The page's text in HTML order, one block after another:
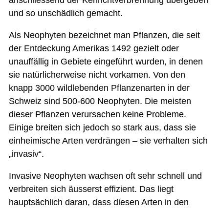
und so unschädlich gemacht.
Als Neophyten bezeichnet man Pflanzen, die seit
der Entdeckung Amerikas 1492 gezielt oder
unauffällig in Gebiete eingeführt wurden, in denen
sie natürlicherweise nicht vorkamen. Von den
knapp 3000 wildlebenden Pflanzenarten in der
Schweiz sind 500-600 Neophyten. Die meisten
dieser Pflanzen verursachen keine Probleme.
Einige breiten sich jedoch so stark aus, dass sie
einheimische Arten verdrängen – sie verhalten sich
„invasiv“.
Invasive Neophyten wachsen oft sehr schnell und
verbreiten sich äusserst effizient. Das liegt
hauptsächlich daran, dass diesen Arten in den